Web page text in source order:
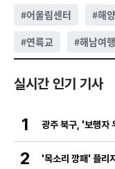
#어울림센터 #해
#연륙교 #해남여행
실시간 인기 기사
1 광주 북구, '보행자
2 '목소리 깡패' 플